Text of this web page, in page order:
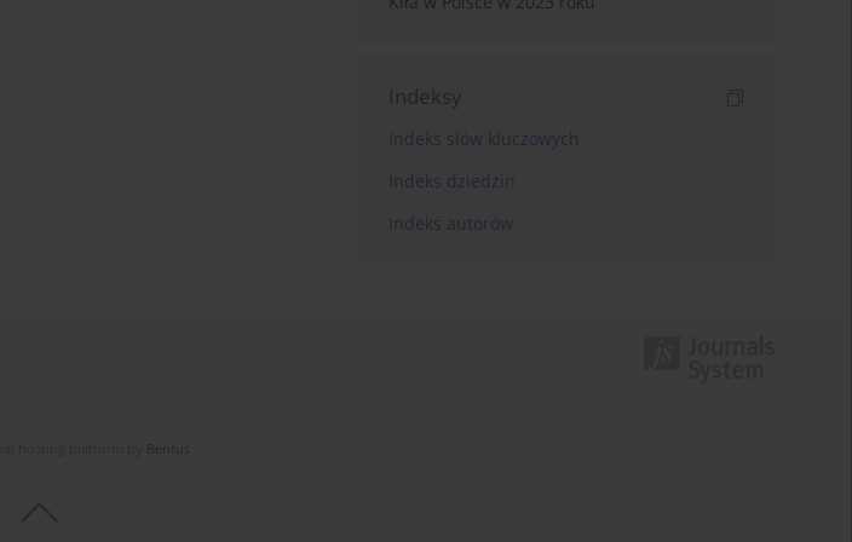
Indeksy
Indeks słów kluczowych
Indeks dziedzin
Indeks autorów
Bentus